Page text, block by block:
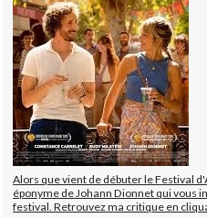
Alors que vient de débuter le Festival
éponyme de Johann Dionnet qui vous
festival. Retrouvez ma critique en